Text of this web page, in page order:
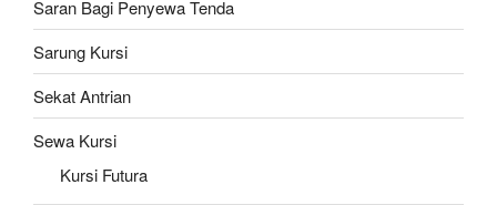
Saran Bagi Penyewa Tenda
Sarung Kursi
Sekat Antrian
Sewa Kursi
Kursi Futura